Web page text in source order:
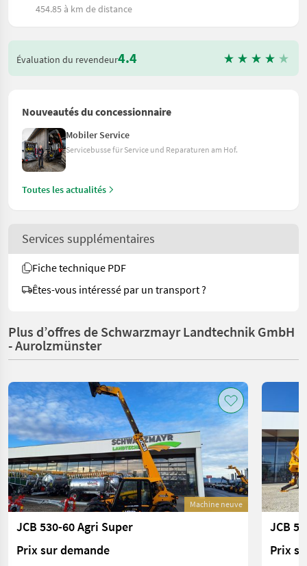
454.85 à km de distance
Évaluation du revendeur4.4
Nouveautés du concessionnaire
Mobiler Service
Servicebusse für Service und Reparaturen am Hof.
Toutes les actualités
Services supplémentaires
Fiche technique PDF
Êtes-vous intéressé par un transport ?
Plus d’offres de Schwarzmayr Landtechnik GmbH
- Aurolzmünster
Machine neuve
JCB 530-60 Agri Super
Prix sur demande
JCB
Prix